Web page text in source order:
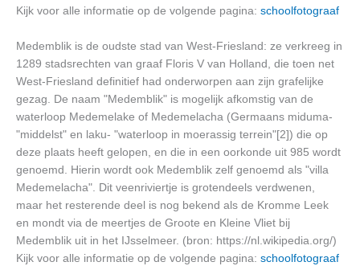
Kijk voor alle informatie op de volgende pagina: schoolfotograaf
Medemblik is de oudste stad van West-Friesland: ze verkreeg in
1289 stadsrechten van graaf Floris V van Holland, die toen net
West-Friesland definitief had onderworpen aan zijn grafelijke
gezag. De naam "Medemblik" is mogelijk afkomstig van de
waterloop Medemelake of Medemelacha (Germaans miduma-
"middelst" en laku- "waterloop in moerassig terrein"[2]) die op
deze plaats heeft gelopen, en die in een oorkonde uit 985 wordt
genoemd. Hierin wordt ook Medemblik zelf genoemd als "villa
Medemelacha". Dit veenriviertje is grotendeels verdwenen,
maar het resterende deel is nog bekend als de Kromme Leek
en mondt via de meertjes de Groote en Kleine Vliet bij
Medemblik uit in het IJsselmeer. (bron: https://nl.wikipedia.org/)
Kijk voor alle informatie op de volgende pagina: schoolfotograaf